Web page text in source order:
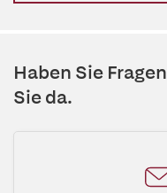
Haben Sie
Sie da.